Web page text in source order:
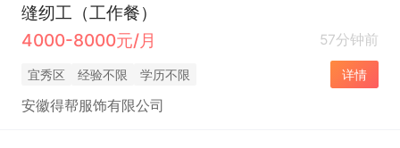
缝纫工（工作餐）
4000-8000元/月
57分钟前
宜秀区 经验不限 学历不限 详情
安徽得帮服饰有限公司